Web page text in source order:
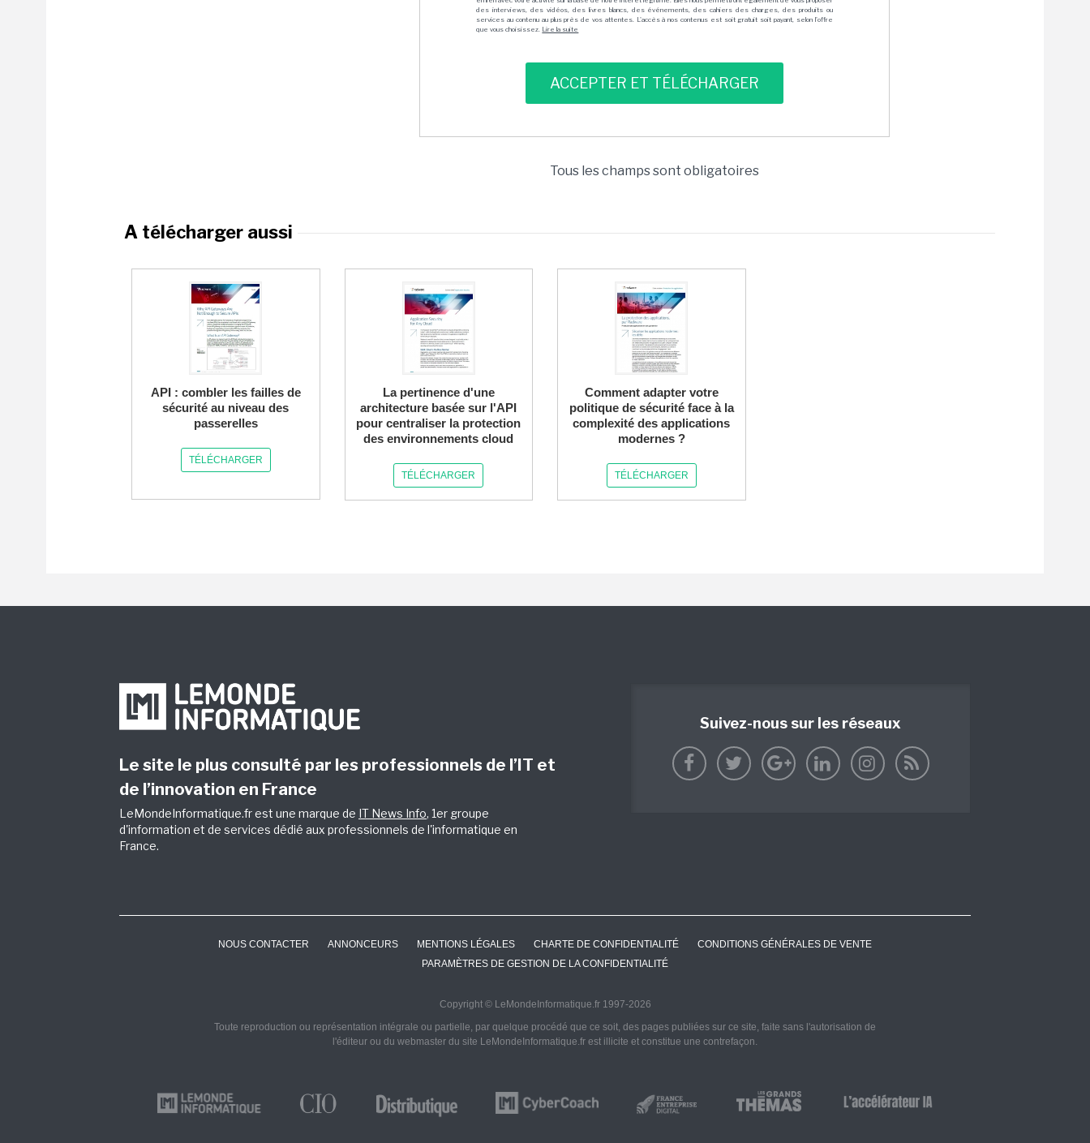
des interviews, des vidéos, des livres blancs, des événements, des cahiers des charges, des produits ou
services au contenu au plus près de vos attentes. L'accès à nos contenus est soit gratuit soit payant, selon l'offre
que vous choisissez. Lire la suite
Tous les champs sont obligatoires
A télécharger aussi
API : combler les failles de
sécurité au niveau des
passerelles
TÉLÉCHARGER
La pertinence d'une
architecture basée sur l'API
pour centraliser la protection
des environnements cloud
TÉLÉCHARGER
Comment adapter votre
politique de sécurité face à la
complexité des applications
modernes ?
TÉLÉCHARGER
Le site le plus consulté par les professionnels de l’IT et
de l’innovation en France
LeMondeInformatique.fr est une marque de IT News Info, 1er groupe
d'information et de services dédié aux professionnels de l'informatique en
France.
Suivez-nous sur les réseaux
NOUS CONTACTER ANNONCEURS MENTIONS LÉGALES CHARTE DE CONFIDENTIALITÉ
CONDITIONS GÉNÉRALES DE VENTE
PARAMÈTRES DE GESTION DE LA CONFIDENTIALITÉ
Copyright © LeMondeInformatique.fr 1997-2026
Toute reproduction ou représentation intégrale ou partielle, par quelque procédé que ce soit, des pages publiées sur ce site, faite sans l'autorisation de
l'éditeur ou du webmaster du site LeMondeInformatique.fr est illicite et constitue une contrefaçon.